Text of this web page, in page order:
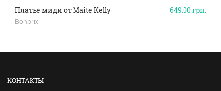
649.00грн.
Платье миди от Maite Kelly
Bonprix
КОНТАКТЫ